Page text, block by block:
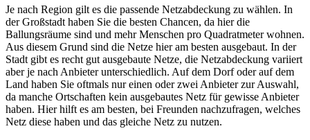
Je nach Region gilt es die passende Netzabdeckung zu wählen. In
der Großstadt haben Sie die besten Chancen, da hier die
Ballungsräume sind und mehr Menschen pro Quadratmeter wohnen.
Aus diesem Grund sind die Netze hier am besten ausgebaut. In der
Stadt gibt es recht gut ausgebaute Netze, die Netzabdeckung variiert
aber je nach Anbieter unterschiedlich. Auf dem Dorf oder auf dem
Land haben Sie oftmals nur einen oder zwei Anbieter zur Auswahl,
da manche Ortschaften kein ausgebautes Netz für gewisse Anbieter
haben. Hier hilft es am besten, bei Freunden nachzufragen, welches
Netz diese haben und das gleiche Netz zu nutzen.